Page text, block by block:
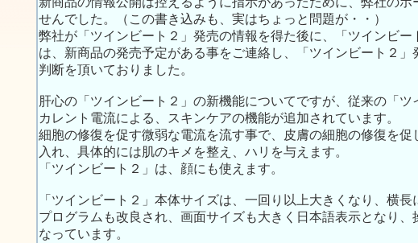
せんでした。（この書き込みも、実はちょっと問題が・・）
弊社が「ツインビート２」発売の情報を得た後に、「ツインビー
は、新商品の発売予定がある事をご連絡し、「ツインビート２
判断を頂いておりました。
肝心の「ツインビート２」の新機能についてですが、従来の「ツ
カレント電流による、スキンケアの機能が追加されています。
細胞の修復を促す微弱な電流を流す事で、皮膚の細胞の修復を
入れ、具体的には肌のキメを整え、ハリを与えます。
「ツインビート２」は、顔にも使えます。
「ツインビート２」本体サイズは、一回り以上大きくなり、横長
プログラムも改良され、画面サイズも大きく日本語表示となり、
なっています。